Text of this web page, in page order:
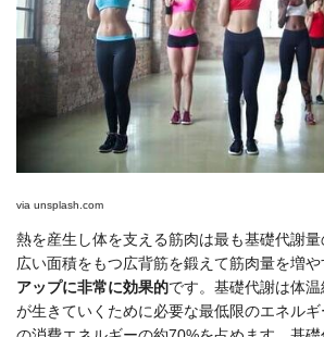
via unsplash.com
熱を産生し体を支える筋肉は最も基礎代謝量
広い面積をもつ広背筋を鍛えて筋肉量を増や
アップに非常に効果的です。基礎代謝は体
が生きていくために必要な最低限のエネル